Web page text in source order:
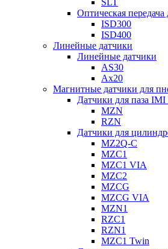
SLT
Оптическая
ISD300
ISD400
Линейные датчики
Линейные датчики
AS30
Ax20
Магнитные датчики для
Датчики для паза IMI
MZN
RZN
Датчики для
MZ2Q-C
MZC1
MZC1 VIA
MZC2
MZCG
MZCG VIA
MZN1
RZC1
RZN1
MZC1 Twin